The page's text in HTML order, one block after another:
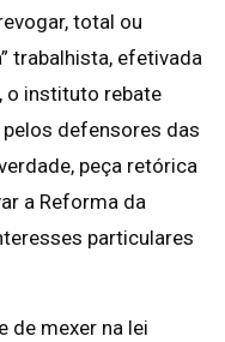
total ou
trabalhista, efetivada
o instituto rebate
defensores das
peça retórica
a Reforma da
particulares
de mexer na lei